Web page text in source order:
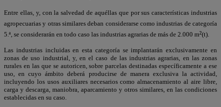
Entre ellas, y, con la salvedad de aquéllas que por sus características industrias
agropecuarias y otras similares deban considerarse como industrias de categoría
5.ª, se considerarán en todo caso las industrias agrarias de más de 2.000 m²(t).
Las industrias incluidas en esta categoría se implantarán exclusivamente en
zonas de uso industrial, y, en el caso de las industrias agrarias, en las zonas
rurales en las que se autoricen, sobre parcelas destinadas específicamente a ese
uso, en cuyo ámbito deberá producirse de manera exclusiva la actividad,
incluyendo los usos auxiliares necesarios como almacenamiento al aire libre,
carga y descarga, maniobra, aparcamiento y otros similares, en las condiciones
establecidas en su caso.